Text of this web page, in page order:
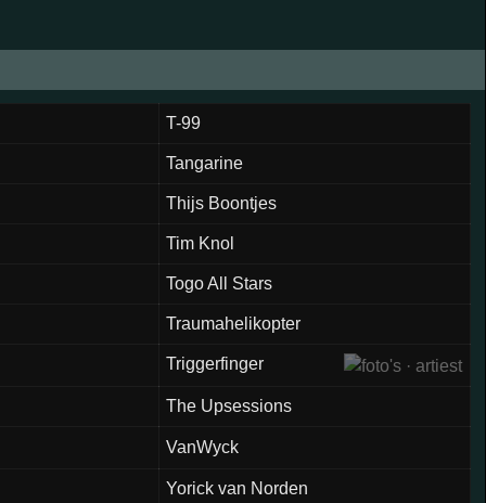
T-99
Tangarine
Thijs Boontjes
Tim Knol
Togo All Stars
Traumahelikopter
Triggerfinger
The Upsessions
VanWyck
Yorick van Norden